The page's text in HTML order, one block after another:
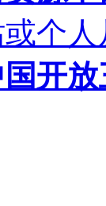
个
开